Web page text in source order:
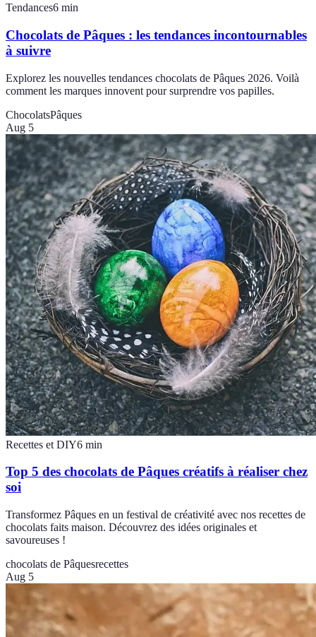
Tendances6 min
Chocolats de Pâques : les tendances incontournables
à suivre
Explorez les nouvelles tendances chocolats de Pâques 2026. Voilà
comment les marques innovent pour surprendre vos papilles.
ChocolatsPâques
Aug 5
Recettes et DIY6 min
Top 5 des chocolats de Pâques créatifs à réaliser chez
soi
Transformez Pâques en un festival de créativité avec nos recettes de
chocolats faits maison. Découvrez des idées originales et
savoureuses !
chocolats de Pâquesrecettes
Aug 5